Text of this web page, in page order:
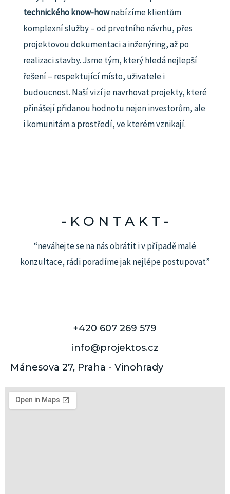
technického know-hownabízíme klientům
komplexní služby – od prvotního návrhu, přes
projektovou dokumentaci a inženýring, až po
realizaci stavby. Jsme tým, který hledá nejlepší
řešení – respektující místo, uživatele i
budoucnost. Naší vizí je navrhovat projekty, které
přinášejí přidanou hodnotu nejen investorům, ale
i komunitám a prostředí, ve kterém vznikají.
- K O N T A K T -​
“neváhejte se na nás obrátit i v případě malé
konzultace, rádi poradíme jak nejlépe postupovat”
+420 607 269 579
info@projektos.cz
Mánesova 27, Praha - Vinohrady